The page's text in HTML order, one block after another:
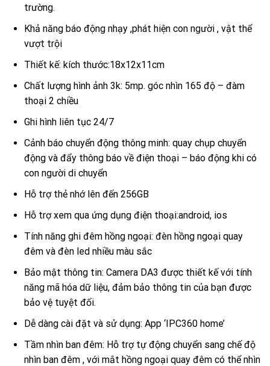
trường.
Khả năng báo động nhạy ,phát hiện con người , vật thể
vượt trội
Thiết kế: kích thước:18x12x11cm
Chất lượng hình ảnh 3k: 5mp. góc nhìn 165 độ – đàm
thoại 2 chiều
Ghi hình liên tục 24/7
Cảnh báo chuyển động thông minh: quay chụp chuyển
động và đẩy thông báo về điện thoại – báo động khi có
con người di chuyển
Hỗ trợ thẻ nhớ lên đến 256GB
Hỗ trợ xem qua ứng dụng điện thoại:android, ios
Tính năng ghi đêm hồng ngoại: đèn hồng ngoại quay
đêm và đèn led nhiều màu sắc
Bảo mật thông tin: Camera DA3 được thiết kế với tính
năng mã hóa dữ liệu, đảm bảo thông tin của bạn được
bảo vệ tuyệt đối.
Dễ dàng cài đặt và sử dụng: App ‘IPC360 home’
Tầm nhìn ban đêm: Hỗ trợ tự động chuyển sang chế độ
nhìn ban đêm , với mắt hồng ngoại quay đêm có thể nhìn